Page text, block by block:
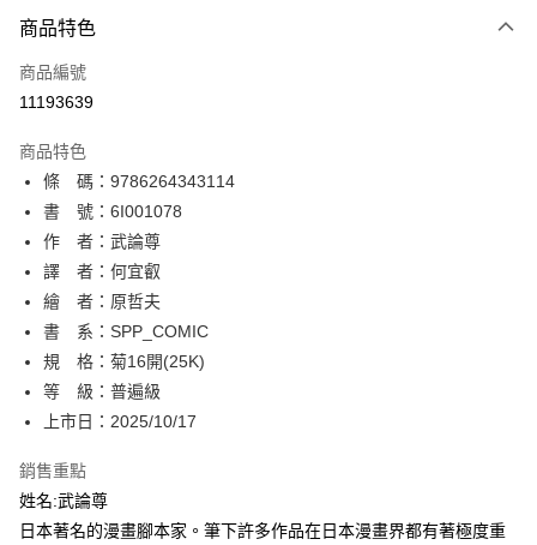
信用卡一次付款
超商取貨付款
相關說明
【關於「AFTEE先享後付」】
AFTEE先享後付是「在收到商品之後才付款」的支付方式。 讓您購物簡單
便利好安心！
１．簡單：不需註冊會員、不需綁卡、不需儲值。
２．便利：只要手機號碼，簡訊認證，即可結帳。
３．安心：先確認商品／服務後，再付款。
【「AFTEE先享後付」結帳流程】
１．於結帳方式選擇「AFTEE先享後付」後，將跳轉至「AFTEE先享後付」
結帳頁面，進行簡訊認證並確認金額後，即可完成結帳。
２．訂單成立數日內，您將收到繳費通知簡訊。
３．收到繳費通知簡訊後14天內，點擊此簡訊中的連結，可透過四大超商／
※ 請注意：結帳手續完成當下不需立刻繳費，但若您需要取消訂單，請聯絡
購買商品的店家。未經商家同意取消之訂單仍視為有效，需透過AFTEE先享
後付繳納相關費用。
※ 交易是否成功請以「AFTEE先享後付 」之結帳頁面顯示為準，若有關於
ATM付款
運送方式
全家取貨付款
每筆NT$80，滿NT$500(含以上)免運費
付款後全家取貨
每筆NT$80，滿NT$500(含以上)免運費
每筆NT$80，滿NT$500(含以上)免運費
付款後萊爾富取貨
商品特色
商品編號
11193639
商品特色
條 碼：9786264343114
書 號：6I001078
作 者：武論尊
譯 者：何宜叡
繪 者：原哲夫
書 系：SPP_COMIC
規 格：菊16開(25K)
等 級：普遍級
上市日：2025/10/17
銷售重點
姓名:武論尊
日本著名的漫畫腳本家。筆下許多作品在日本漫畫界都有著極度重